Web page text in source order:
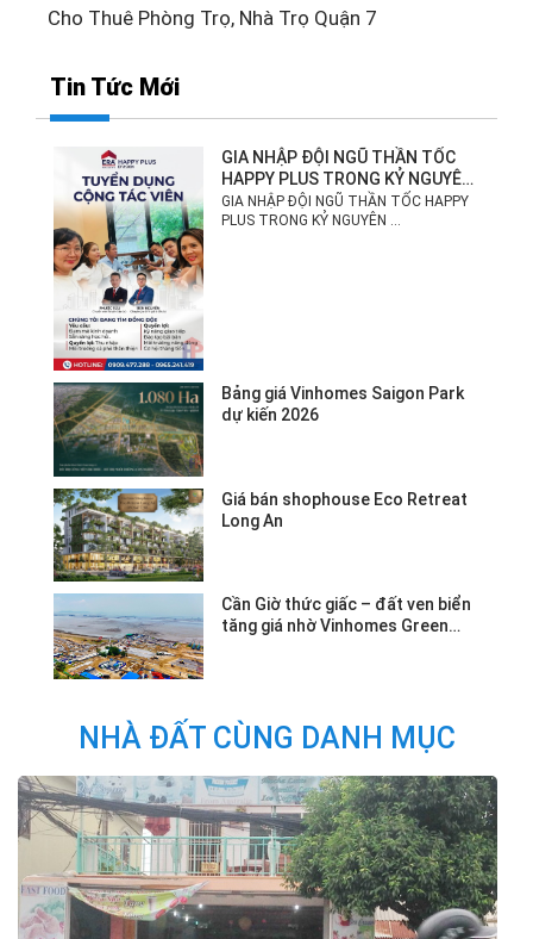
Cho Thuê Phòng Trọ, Nhà Trọ Quận 7
Tin Tức Mới
GIA NHẬP ĐỘI NGŨ THẦN TỐC
HAPPY PLUS TRONG KỶ NGUYÊN
MỚI!
GIA NHẬP ĐỘI NGŨ THẦN TỐC HAPPY
PLUS TRONG KỶ NGUYÊN ...
Bảng giá Vinhomes Saigon Park
dự kiến 2026
Giá bán shophouse Eco Retreat
Long An
Cần Giờ thức giấc – đất ven biển
tăng giá nhờ Vinhomes Green
NHÀ ĐẤT CÙNG DANH MỤC